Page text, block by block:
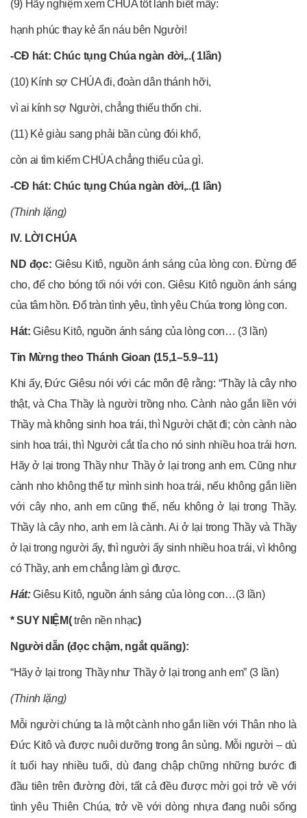
(9) Hãy nghiệm xem CHÚA tốt lành biết mấy:
hạnh phúc thay kẻ ẩn náu bên Người!
-CĐ hát: Chúc tụng Chúa ngàn đời,..( 1lần)
(10) Kính sợ CHÚA đi, đoàn dân thánh hỡi,
vì ai kính sợ Người, chẳng thiếu thốn chi.
(11) Kẻ giàu sang phải bần cùng đói khổ,
còn ai tìm kiếm CHÚA chẳng thiếu của gì.
-CĐ hát: Chúc tụng Chúa ngàn đời,..(1 lần)
(Thinh lặng)
IV. LỜI CHÚA
ND đọc: Giêsu Kitô, nguồn ánh sáng của lòng con. Đừng để
cho, để cho bóng tối nói với con. Giêsu Kitô nguồn ánh sáng
của tâm hồn. Đổ tràn tình yêu, tình yêu Chúa trong lòng con.
Hát:Giêsu Kitô, nguồn ánh sáng của lòng con… (3 lần)
Tin Mừng theo Thánh Gioan (15,1–5.9–11)
Khi ấy, Đức Giêsu nói với các môn đệ rằng: “Thầy là cây nho
thật, và Cha Thầy là người trồng nho. Cành nào gắn liền với
Thầy mà không sinh hoa trái, thì Người chặt đi; còn cành nào
sinh hoa trái, thì Người cắt tỉa cho nó sinh nhiều hoa trái hơn.
Hãy ở lại trong Thầy như Thầy ở lại trong anh em. Cũng như
cành nho không thể tự mình sinh hoa trái, nếu không gắn liền
với cây nho, anh em cũng thế, nếu không ở lại trong Thầy.
Thầy là cây nho, anh em là cành. Ai ở lại trong Thầy và Thầy
ở lại trong người ấy, thì người ấy sinh nhiều hoa trái, vì không
có Thầy, anh em chẳng làm gì được.
Hát:Giêsu Kitô, nguồn ánh sáng của lòng con…(3 lần)
* SUY NIỆM(trên nền nhạc)
Người dẫn (đọc chậm, ngắt quãng):
“Hãy ở lại trong Thầy như Thầy ở lại trong anh em” (3 lần)
(Thinh lặng)
Mỗi người chúng ta là một cành nho gắn liền với Thân nho là
Đức Kitô và được nuôi dưỡng trong ân sủng. Mỗi người – dù
ít tuổi hay nhiều tuổi, dù đang chập chững những bước đi
đầu tiên trên đường đời, tất cả đều được mời gọi trở về với
tình yêu Thiên Chúa, trở về với dòng nhựa đang nuôi sống